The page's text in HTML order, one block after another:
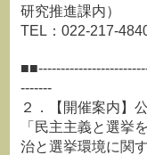
研究推進課内）
TEL：022-217-
-------
２．【開催案内】
「民主主義と選挙
治と選挙環境に関